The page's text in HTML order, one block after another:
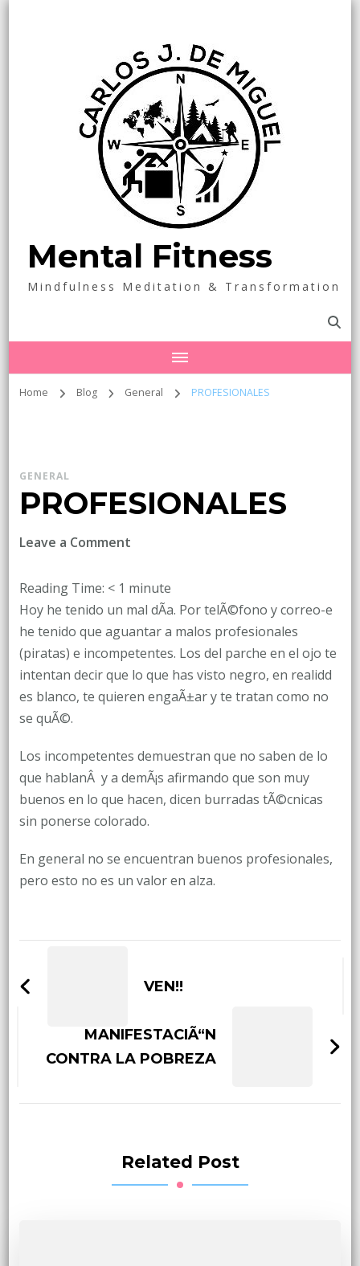
Mental Fitness
Mindfulness Meditation & Transformation
Home Blog General PROFESIONALES
GENERAL
PROFESIONALES
Leave a Commenton
Reading Time: < 1 minute
Hoy he tenido un mal dÃ­a. Por telÃ©fono y correo-e
he tenido que aguantar a malos profesionales
(piratas) e incompetentes. Los del parche en el ojo te
intentan decir que lo que has visto negro, en realidd
es blanco, te quieren engaÃ±ar y te tratan como no
se quÃ©.
Los incompetentes demuestran que no saben de lo
que hablanÂ y a demÃ¡s afirmando que son muy
buenos en lo que hacen, dicen burradas tÃ©cnicas
sin ponerse colorado.
En general no se encuentran buenos profesionales,
pero esto no es un valor en alza.
NavigationVEN!!
MANIFESTACIÃ“N
CONTRA LA POBREZA
Related Post